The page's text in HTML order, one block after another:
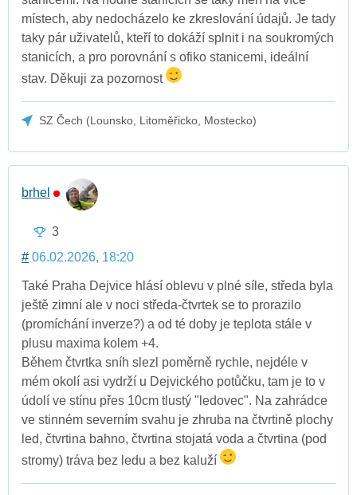
místech, aby nedocházelo ke zkreslování údajů. Je tady
taky pár uživatelů, kteří to dokáží splnit i na soukromých
stanicích, a pro porovnání s ofiko stanicemi, ideální
stav. Děkuji za pozornost
SZ Čech (Lounsko, Litoměřicko, Mostecko)
brhel
3
# 06.02.2026, 18:20
Také Praha Dejvice hlásí oblevu v plné síle, středa byla
ještě zimní ale v noci středa-čtvrtek se to prorazilo
(promíchání inverze?) a od té doby je teplota stále v
plusu maxima kolem +4.
Během čtvrtka sníh slezl poměrně rychle, nejdéle v
mém okolí asi vydrží u Dejvického potůčku, tam je to v
údolí ve stínu přes 10cm tlustý "ledovec". Na zahrádce
ve stinném severním svahu je zhruba na čtvrtině plochy
led, čtvrtina bahno, čtvrtina stojatá voda a čtvrtina (pod
stromy) tráva bez ledu a bez kaluží